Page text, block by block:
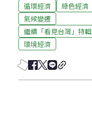
循環經濟
綠色經濟
氣候變遷
繼續「看見台灣」特輯
環境經濟